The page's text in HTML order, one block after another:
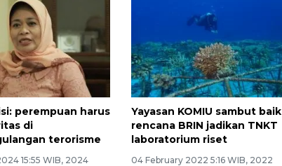
perempuan harus
di
terorisme
15:55 WIB, 2024
Yayasan KOMIU sambut baik
rencana BRIN jadikan TNKT
laboratorium riset
04 February 2022 5:16 WIB, 2022